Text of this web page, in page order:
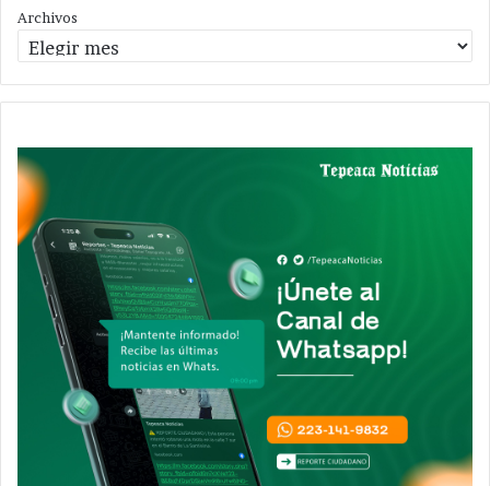
Archivos